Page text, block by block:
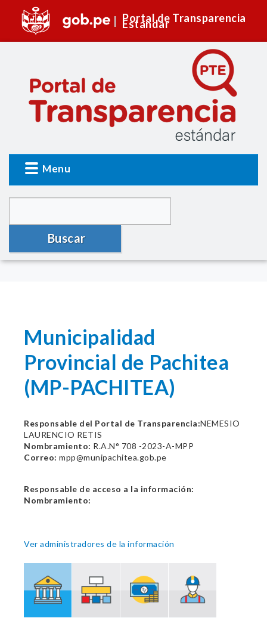
Portal de Transparencia
Estándar
Menu
Buscar
Municipalidad
Provincial de Pachitea
(MP-PACHITEA)
Responsable del Portal de Transparencia:NEMESIO
LAURENCIO RETIS
Nombramiento: R.A.N° 708 -2023-A-MPP
Correo: mpp@munipachitea.gob.pe
Responsable de acceso a la información:
Nombramiento:
Ver administradores de la información